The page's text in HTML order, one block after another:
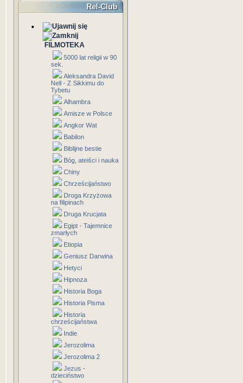
Rel-Club
FILMOTEKA
5000 lat religii w 90
sek.
Aleksandra David
Nell - Z Sikkimu do
Tybetu
Alhambra
Amisze w Polsce
Angkor Wat
Babilon
Biblijne bestie
Bóg, ateiści i nauka
Chiny
Chrześcijaństwo
Droga Krzyżowa
na filipinach
Druga Krucjata
Egipt - Tajemnice
zmarłych
Etiopia
Geniusz Darwina
Hetyci
Hipnoza
Historia Boga
Historia Pisma
Historia
chrześcijaństwa
Indie
Jerozolima
Jerozolima 2
Jezus -
dzieciństwo